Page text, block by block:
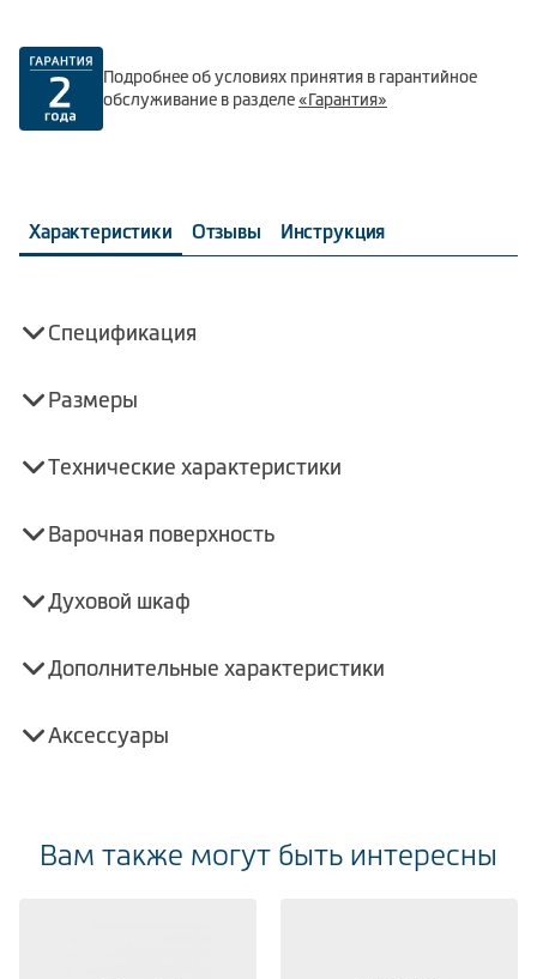
Подробнее об условиях принятия в гарантийное
обслуживание в разделе«Гарантия»
Характеристики Отзывы Инструкция
Спецификация
Размеры
Технические характеристики
Варочная поверхность
Духовой шкаф
Дополнительные характеристики
Аксессуары
Вам также могут быть интересны